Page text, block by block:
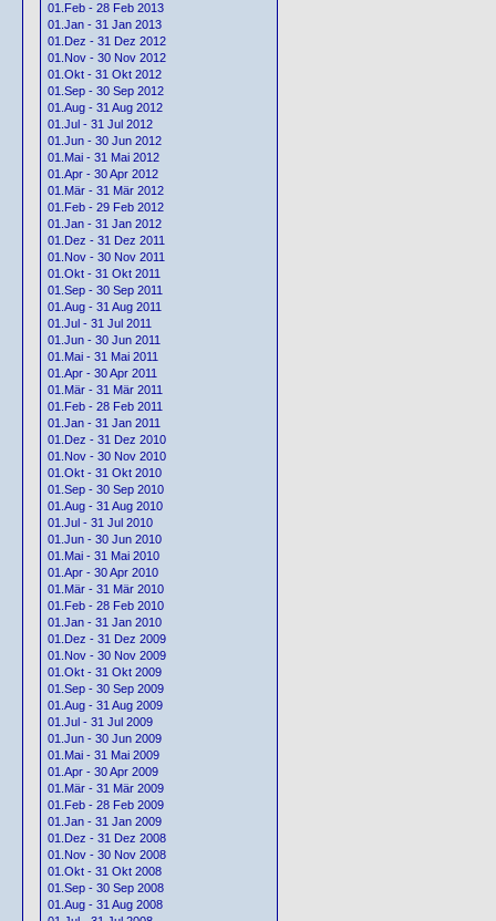
01.Feb - 28 Feb 2013
01.Jan - 31 Jan 2013
01.Dez - 31 Dez 2012
01.Nov - 30 Nov 2012
01.Okt - 31 Okt 2012
01.Sep - 30 Sep 2012
01.Aug - 31 Aug 2012
01.Jul - 31 Jul 2012
01.Jun - 30 Jun 2012
01.Mai - 31 Mai 2012
01.Apr - 30 Apr 2012
01.Mär - 31 Mär 2012
01.Feb - 29 Feb 2012
01.Jan - 31 Jan 2012
01.Dez - 31 Dez 2011
01.Nov - 30 Nov 2011
01.Okt - 31 Okt 2011
01.Sep - 30 Sep 2011
01.Aug - 31 Aug 2011
01.Jul - 31 Jul 2011
01.Jun - 30 Jun 2011
01.Mai - 31 Mai 2011
01.Apr - 30 Apr 2011
01.Mär - 31 Mär 2011
01.Feb - 28 Feb 2011
01.Jan - 31 Jan 2011
01.Dez - 31 Dez 2010
01.Nov - 30 Nov 2010
01.Okt - 31 Okt 2010
01.Sep - 30 Sep 2010
01.Aug - 31 Aug 2010
01.Jul - 31 Jul 2010
01.Jun - 30 Jun 2010
01.Mai - 31 Mai 2010
01.Apr - 30 Apr 2010
01.Mär - 31 Mär 2010
01.Feb - 28 Feb 2010
01.Jan - 31 Jan 2010
01.Dez - 31 Dez 2009
01.Nov - 30 Nov 2009
01.Okt - 31 Okt 2009
01.Sep - 30 Sep 2009
01.Aug - 31 Aug 2009
01.Jul - 31 Jul 2009
01.Jun - 30 Jun 2009
01.Mai - 31 Mai 2009
01.Apr - 30 Apr 2009
01.Mär - 31 Mär 2009
01.Feb - 28 Feb 2009
01.Jan - 31 Jan 2009
01.Dez - 31 Dez 2008
01.Nov - 30 Nov 2008
01.Okt - 31 Okt 2008
01.Sep - 30 Sep 2008
01.Aug - 31 Aug 2008